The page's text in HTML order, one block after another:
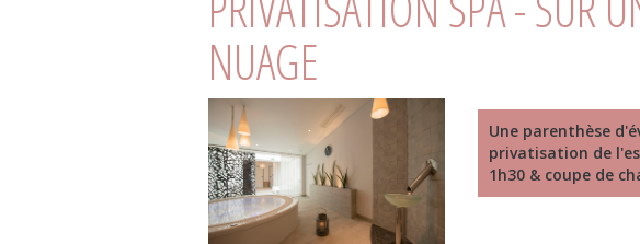
NUAGE
Une parenthèse
privatisation de
1h30 & coupe de